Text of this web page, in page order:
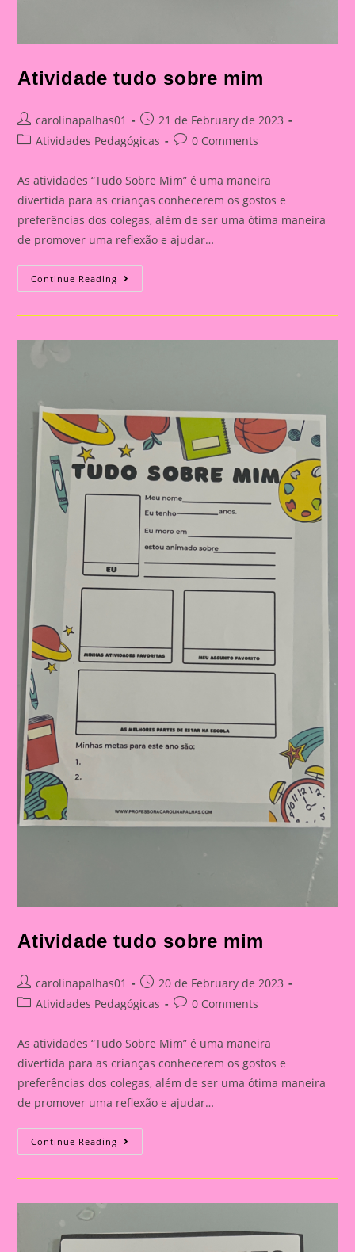
Atividade tudo sobre mim
Post
author:
carolinapalhas01
Post
published:
21 de February de 2023
PostAtividades Pedagógicas
Post0 Comments
As atividades “Tudo Sobre Mim” é uma maneira
divertida para as crianças conhecerem os gostos e
preferências dos colegas, além de ser uma ótima maneira
de promover uma reflexão e ajudar…
Continue Reading Atividade
Tudo
Atividade tudo sobre mim
Post
author:
carolinapalhas01
Post
published:
20 de February de 2023
PostAtividades Pedagógicas
Post0 Comments
As atividades “Tudo Sobre Mim” é uma maneira
divertida para as crianças conhecerem os gostos e
preferências dos colegas, além de ser uma ótima maneira
de promover uma reflexão e ajudar…
Continue Reading Atividade
Tudo
Mim